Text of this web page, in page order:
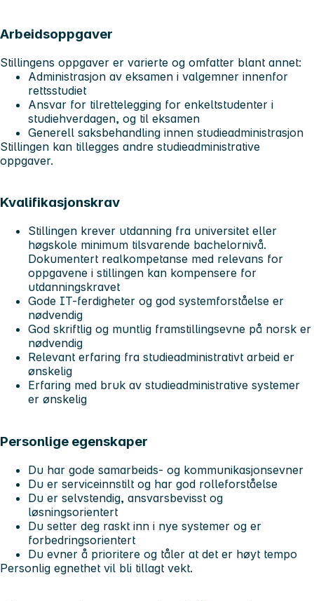
Arbeidsoppgaver
Stillingens oppgaver er varierte og omfatter blant annet:
Administrasjon av eksamen i valgemner innenfor
rettsstudiet
Ansvar for tilrettelegging for enkeltstudenter i
studiehverdagen, og til eksamen
Generell saksbehandling innen studieadministrasjon
Stillingen kan tillegges andre studieadministrative
oppgaver.
Kvalifikasjonskrav
Stillingen krever utdanning fra universitet eller
høgskole minimum tilsvarende bachelornivå.
Dokumentert realkompetanse med relevans for
oppgavene i stillingen kan kompensere for
utdanningskravet
Gode IT-ferdigheter og god systemforståelse er
nødvendig
God skriftlig og muntlig framstillingsevne på norsk er
nødvendig
Relevant erfaring fra studieadministrativt arbeid er
ønskelig
Erfaring med bruk av studieadministrative systemer
er ønskelig
Personlige egenskaper
Du har gode samarbeids- og kommunikasjonsevner
Du er serviceinnstilt og har god rolleforståelse
Du er selvstendig, ansvarsbevisst og
løsningsorientert
Du setter deg raskt inn i nye systemer og er
forbedringsorientert
Du evner å prioritere og tåler at det er høyt tempo
Personlig egnethet vil bli tillagt vekt.